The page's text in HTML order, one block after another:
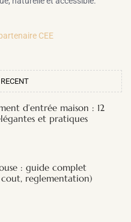
CEE
d’entrée maison : 12
et pratiques
: guide complet
cout, reglementation)